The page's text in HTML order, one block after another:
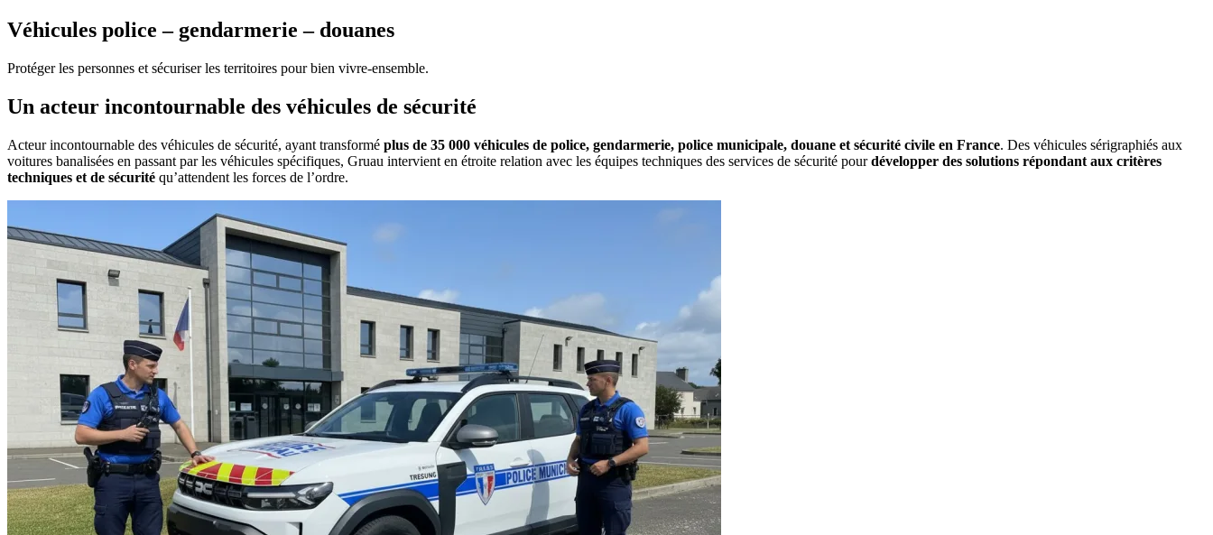
Véhicules police – gendarmerie – douanes
Protéger les personnes et sécuriser les territoires pour bien vivre-ensemble.
Un acteur incontournable des véhicules de sécurité
Acteur incontournable des véhicules de sécurité, ayant transformé plus de 35 000 véhicules de police, gendarmerie, police municipale, douane et sécurité civile en France. Des véhicules sérigraphiés aux
voitures banalisées en passant par les véhicules spécifiques, Gruau intervient en étroite relation avec les équipes techniques des services de sécurité pourdévelopper des solutions répondant aux critères
techniques et de sécurité qu’attendent les forces de l’ordre.